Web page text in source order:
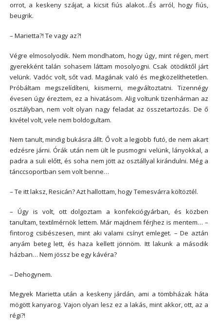
orrot, a keskeny szájat, a kicsit fiús alakot…És arról, hogy fiús,
beugrik.
– Marietta?! Te vagy az?!
Végre elmosolyodik. Nem mondhatom, hogy úgy, mint régen, mert
gyerekként talán sohasem láttam mosolyogni. Csak ötödiktől járt
velünk. Vadóc volt, sőt vad. Magának való és megközelíthetetlen.
Próbáltam megszelídíteni, kiismerni, megváltoztatni. Tizennégy
évesen úgy éreztem, ez a hivatásom. Alig voltunk tizenhárman az
osztályban, nem volt olyan nagy feladat az összetartozás. De ő
kivétel volt, vele nem boldogultam.
Nem tanult, mindig bukásra állt. Ő volt a legjobb futó, de nem akart
edzésre járni. Órák után nem ült le pusmogni velünk, lányokkal, a
padra a suli előtt, és soha nem jött az osztállyal kirándulni. Még a
tánccsoportban sem volt benne…
– Te itt laksz, Resicán? Azt hallottam, hogy Temesvárra költöztél.
– Úgy is volt, ott dolgoztam a konfekciógyárban, és közben
tanultam, textilmérnök lettem. Már majdnem férjhez is mentem… –
fintorog csibészesen, mint aki valami csínyt emleget. – De aztán
anyám beteg lett, és haza kellett jönnöm. Itt lakunk a második
házban… Nem jössz be egy kávéra?
– Dehogynem.
Megyek Marietta után a keskeny járdán, ami a tömbházak háta
mögött kanyarog. Vajon olyan lesz ez a lakás, mint akkor, ott, az a
régi?!